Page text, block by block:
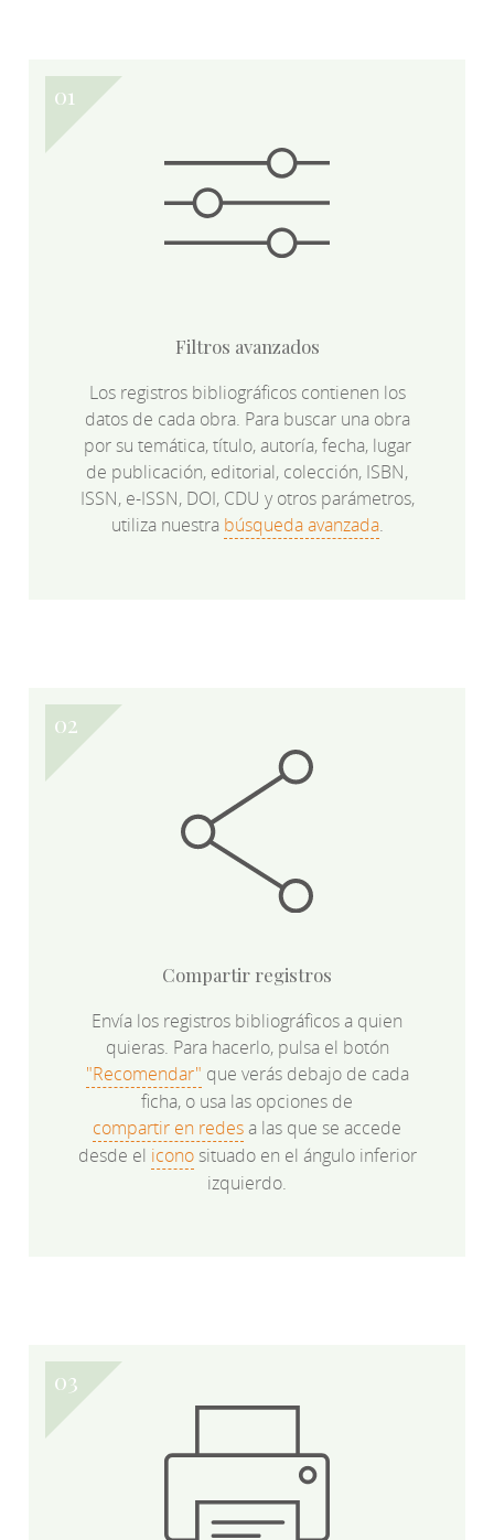
Filtros avanzados
Los registros bibliográficos contienen los
datos de cada obra. Para buscar una obra
por su temática, título, autoría, fecha, lugar
de publicación, editorial, colección, ISBN,
ISSN, e-ISSN, DOI, CDU y otros parámetros,
utiliza nuestra búsqueda avanzada.
Compartir registros
Envía los registros bibliográficos a quien
quieras. Para hacerlo, pulsa el botón
"Recomendar" que verás debajo de cada
ficha, o usa las opciones de
compartir en redesa las que se accede
desde el iconosituado en el ángulo inferior
izquierdo.